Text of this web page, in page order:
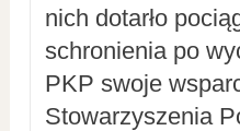
nich dotarło
schronienia po
PKP swoje
Stowarzyszenia